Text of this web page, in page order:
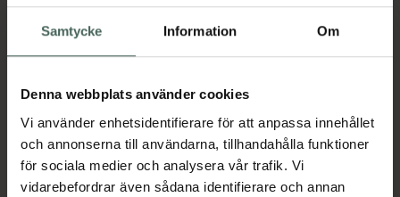
Samtycke Information Om
Denna webbplats använder cookies
Vi använder enhetsidentifierare för att anpassa innehållet
och annonserna till användarna, tillhandahålla funktioner
för sociala medier och analysera vår trafik. Vi
vidarebefordrar även sådana identifierare och annan
Kosttillskott bör inte ersätta en
varierad kost och en hälsosam
livsstil. Förvaras utom räckhåll för
för stöd i samband med måltid.
Jämförpris 4,92 kr/st
EAN:07350053315532